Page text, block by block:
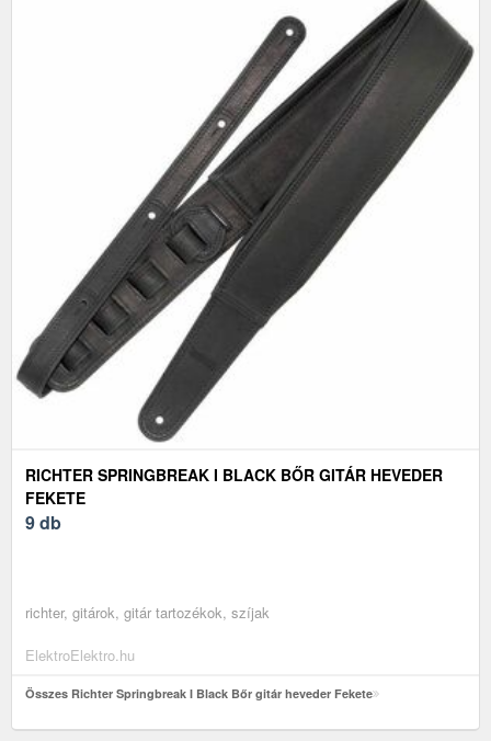
RICHTER SPRINGBREAK I BLACK BŐR GITÁR HEVEDER
FEKETE
9 db
richter, gitárok, gitár tartozékok, szíjak
ElektroElektro.hu
Összes Richter Springbreak I Black Bőr gitár heveder Fekete